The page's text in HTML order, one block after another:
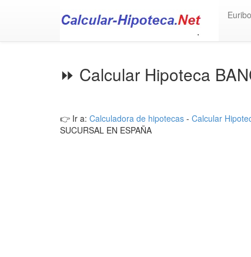
⏩ Calcular Hipoteca
👉 Ir a: Calculadora de hipotecas - Calcular
SUCURSAL EN ESPAÑA